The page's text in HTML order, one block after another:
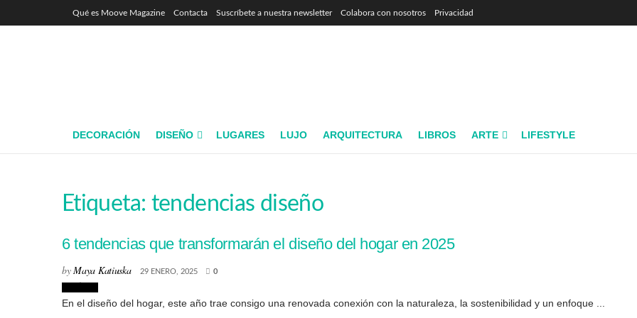
Qué es Moove Magazine Contacta Suscríbete a nuestra newsletter Colabora con nosotros Privacidad
DECORACIÓN DISEÑO LUGARES LUJO ARQUITECTURA LIBROS ARTE LIFESTYLE
Etiqueta: tendencias diseño
6 tendencias que transformarán el diseño del hogar en 2025
byMaya Katiuska 29 ENERO, 2025 0
En el diseño del hogar, este año trae consigo una renovada conexión con la naturaleza, la sostenibilidad y un enfoque ...